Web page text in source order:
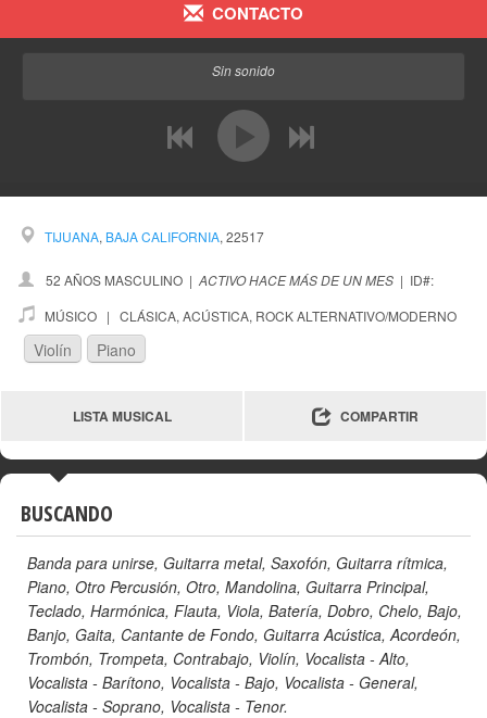
CONTACTO
Sin sonido
anterior
TIJUANA, BAJA CALIFORNIA, 22517
52 AÑOS MASCULINO | ACTIVO HACE MÁS DE UN MES | ID#:
MÚSICO | CLÁSICA, ACÚSTICA, ROCK ALTERNATIVO/MODERNO
Violín Piano
LISTA MUSICAL COMPARTIR
BUSCANDO
Banda para unirse, Guitarra metal, Saxofón, Guitarra rítmica,
Piano, Otro Percusión, Otro, Mandolina, Guitarra Principal,
Teclado, Harmónica, Flauta, Viola, Batería, Dobro, Chelo, Bajo,
Banjo, Gaita, Cantante de Fondo, Guitarra Acústica,Acordeón,
Trombón, Trompeta, Contrabajo, Violín, Vocalista - Alto,
Vocalista - Barítono, Vocalista - Bajo, Vocalista - General,
Vocalista - Soprano, Vocalista - Tenor.